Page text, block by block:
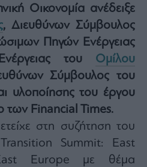
Οικονομία ανέδειξε
, Διευθύνων Σύμβουλος
Πηγών Ενέργειας
του Ομίλου
Σύμβουλος του
υλοποίησης του έργου
των Financial Times.
στη συζήτηση του
Summit: East
Europe με θέμα